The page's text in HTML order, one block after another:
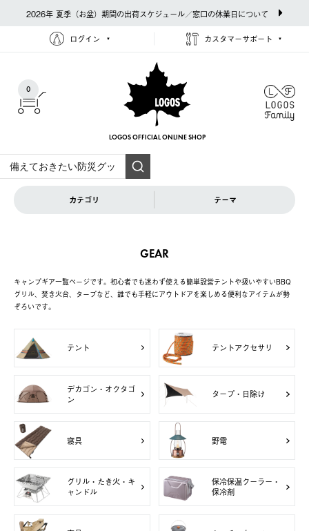
2026年 夏季（お盆）期間の出荷スケジュール／窓口の休業日について
ログイン カスタマーサポート
0
LOGOS OFFICIAL ONLINE SHOP
カテゴリ テーマ
GEAR
キャンプギア一覧ページです。初心者でも迷わず使える簡単設営テントや扱いやすいBBQ
グリル、焚き火台、タープなど、誰でも手軽にアウトドアを楽しめる便利なアイテムが勢
ぞろいです。
テント テントアクセサリ
デカゴン・オクタゴ
ン
タープ・日除け
寝具 野電
グリル・たき火・キ
ャンドル
保冷保温クーラー・
保冷剤